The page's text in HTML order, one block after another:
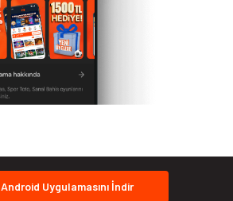
Android Uygulamasını İndir